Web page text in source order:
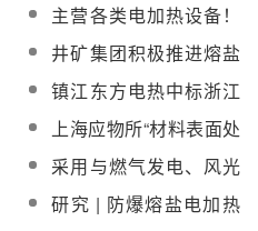
主营各类电加热设备！
众众电热科技加入
CSPPLAZA会员俱乐部
井矿集团积极推进熔盐
储能供热和发电示范应
用项目高质量发展
镇江东方电热中标浙江
物产桐乡混合储能供能
示范项目35MW熔盐电
加热器
上海应物所“材料表面处
理用熔盐系统和工艺”项
目CIIF创新引领奖
采用与燃气发电、风光
电协同耦合降低电力消
耗！山西建龙实施熔盐
研究 | 防爆熔盐电加热